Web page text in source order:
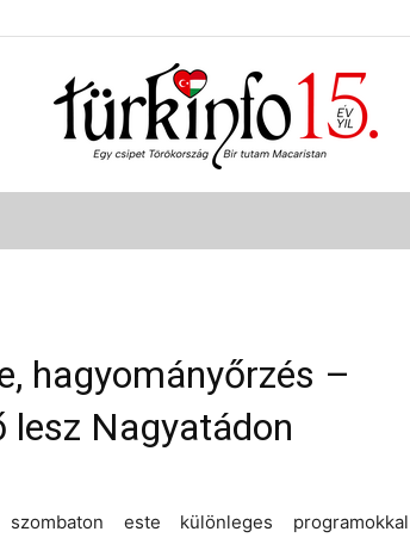
Türkinfo
hagyományőrzés –
lesz Nagyatádon
este különleges programokkal